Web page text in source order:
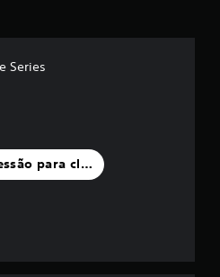
Series
para classificar